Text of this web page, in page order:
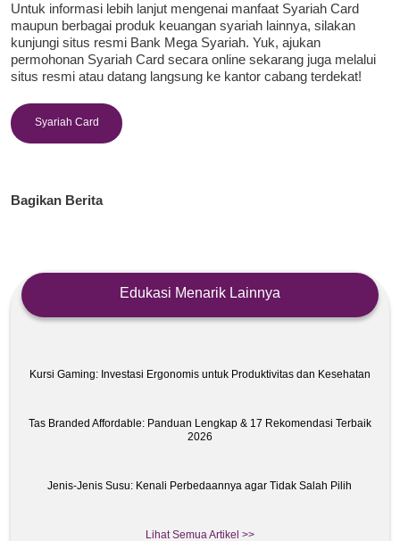
Untuk informasi lebih lanjut mengenai manfaat Syariah Card
maupun berbagai produk keuangan syariah lainnya, silakan
kunjungi situs resmi Bank Mega Syariah. Yuk, ajukan
permohonan Syariah Card secara online sekarang juga melalui
situs resmi atau datang langsung ke kantor cabang terdekat!
Syariah Card
Bagikan Berita
Edukasi Menarik Lainnya
Kursi Gaming: Investasi Ergonomis untuk Produktivitas dan Kesehatan
Tas Branded Affordable: Panduan Lengkap & 17 Rekomendasi Terbaik
2026
Jenis-Jenis Susu: Kenali Perbedaannya agar Tidak Salah Pilih
Lihat Semua Artikel >>